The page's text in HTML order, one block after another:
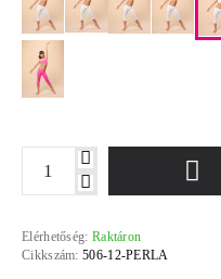
Elérhetőség: Raktáron
Cikkszám: 506-12-PERLA